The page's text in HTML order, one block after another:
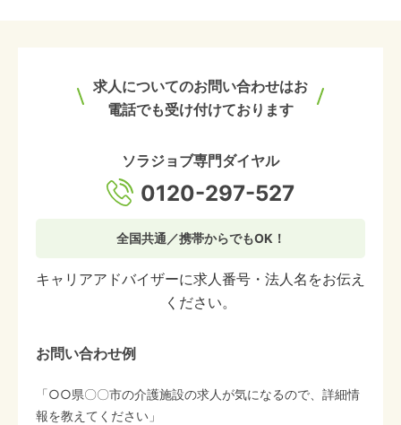
求人についてのお問い合わせはお
電話でも受け付けております
ソラジョブ専門ダイヤル
0120-297-527
全国共通／携帯からでもOK！
キャリアアドバイザーに求人番号・法人名をお伝え
ください。
お問い合わせ例
「○○県〇〇市の介護施設の求人が気になるので、詳細情
報を教えてください」